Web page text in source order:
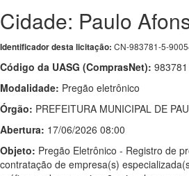
Cidade: Paulo
Identificador desta licitação: CN-983781-5-
Código da UASG (ComprasNet): 983781
Modalidade: Pregão eletrônico
Órgão: PREFEITURA MUNICIPAL DE
Abertura: 17/06/2026 08:00
Objeto: Pregão Eletrônico - Registro de
contratação de empresa(s)